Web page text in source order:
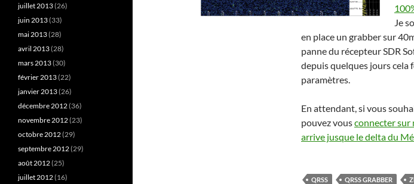
Je
en place un grabber sur
panne du récepteur SDR
depuis quelques jours cela
paramètres.
En attendant, si vous
pouvez vousconnecter sur
arrive jusque le delta du
QRSS QRSS GRABBER
juillet 2013(26)
juin 2013(33)
mai 2013(28)
avril 2013(28)
mars 2013(30)
février 2013(22)
janvier 2013(26)
décembre 2012(36)
novembre 2012(23)
octobre 2012(29)
septembre 2012(29)
août 2012(25)
juillet 2012(16)